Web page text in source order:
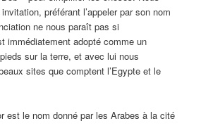
préférant l’appeler par son nom
ne nous paraît pas si
immédiatement adopté comme un
sur la terre, et avec lui nous
sites que comptent l’Egypte et le
est le nom donné par les Arabes à la cité